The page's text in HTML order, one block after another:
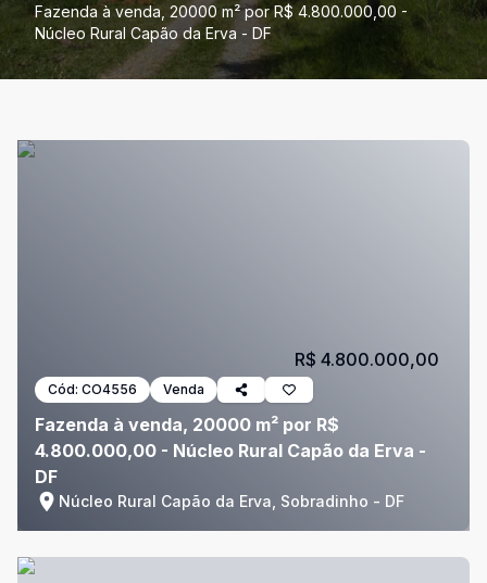
Fazenda à venda, 20000 m² por R$ 4.800.000,00 -
Núcleo Rural Capão da Erva - DF
Cód: CO4556 Venda
Fazenda à venda, 20000 m² por R$
4.800.000,00 - Núcleo Rural Capão da Erva -
DF
Núcleo Rural Capão da Erva, Sobradinho - DF
R$ 4.800.000,00